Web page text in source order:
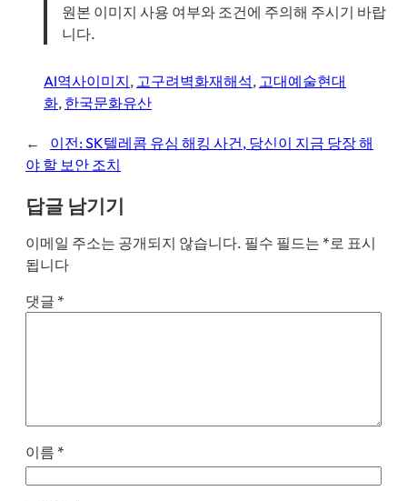
원본 이미지 사용 여부와 조건에 주의해 주시기 바랍
니다.
AI역사이미지, 고구려벽화재해석, 고대예술현대
화, 한국문화유산
← 이전:SK텔레콤 유심 해킹 사건, 당신이 지금 당장 해
야 할 보안 조치
답글 남기기
이메일 주소는 공개되지 않습니다. 필수 필드는 *로 표시
됩니다
댓글 *
이름 *